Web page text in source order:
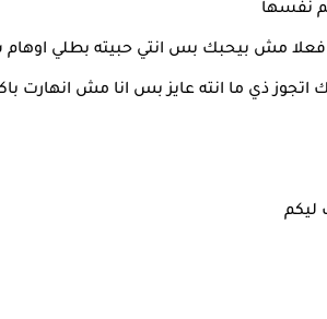
نفسها
فعلا مش بيحبك بس انتي حبيته بطلي
ذي ما انته عايز بس انا مش انهارت
ليكم